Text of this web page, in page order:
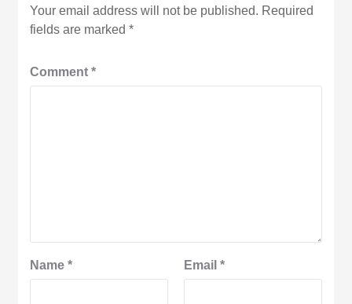
Your email address will not be published. Required
fields are marked*
Comment*
Name* Email *